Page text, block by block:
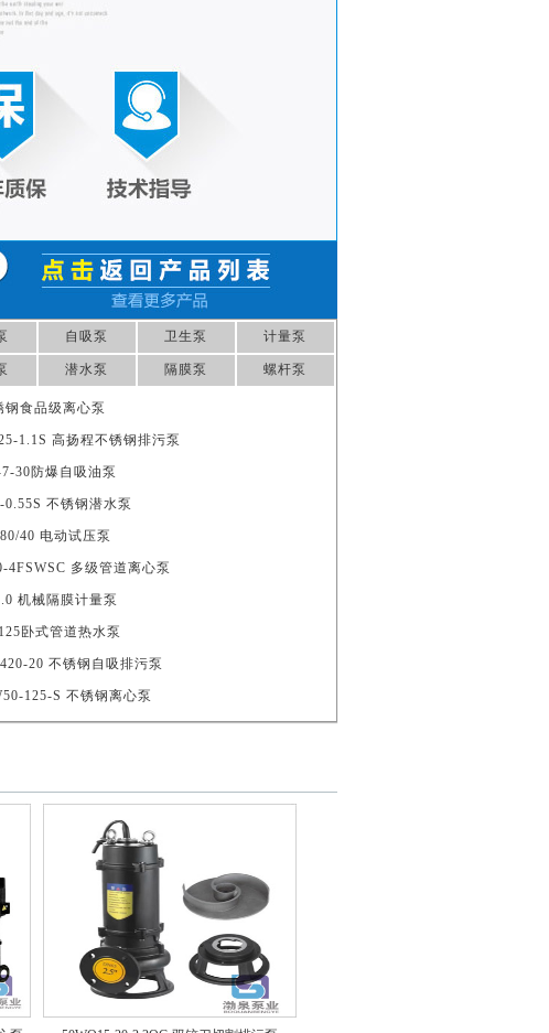
自吸泵 卫生泵 计量泵
潜水泵 隔膜泵 螺杆泵
钢食品级离心泵
1.1S 高扬程不锈钢排污泵
30防爆自吸油泵
不锈钢潜水泵
40 电动试压泵
4FSWSC 多级管道离心泵
机械隔膜计量泵
卧式管道热水泵
20 不锈钢自吸排污泵
125-S 不锈钢离心泵